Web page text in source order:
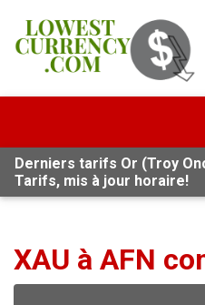
Derniers tarifs Or (Troy
Tarifs, mis à jour horaire!
XAU à AFN